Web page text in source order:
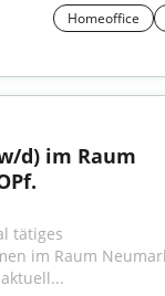
Homeoffice
d) im Raum
tätiges
im Raum